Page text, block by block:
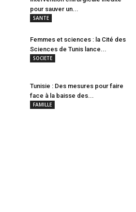
pour sauver un...
SANTE
Femmes et sciences : la Cité des
Sciences de Tunis lance...
SOCIETE
Tunisie : Des mesures pour faire
face à la baisse des...
FAMILLE